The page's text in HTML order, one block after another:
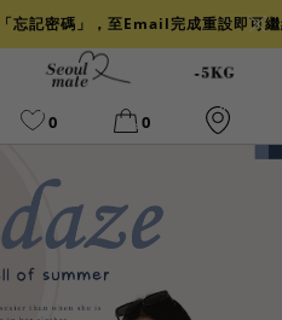
忘記密碼」，至Email完成重設即可
0 0
香 牛仔